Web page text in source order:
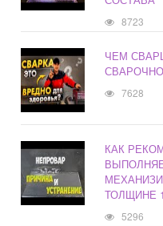
8723
ЧЕМ
7628
КАК
ТОЛЩИНЕ
5296